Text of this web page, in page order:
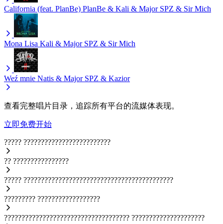
California (feat. PlanBe) PlanBe & Kali & Major SPZ & Sir Mich
Mona Lisa Kali & Major SPZ & Sir Mich
Weź mnie Natis & Major SPZ & Kazior
查看完整唱片目录，追踪所有平台的流媒体表现。
立即免费开始
????? ?????????????????????????
?? ????????????????
????? ???????????????????????????????????????????
????????? ??????????????????
???????????????????????????????????? ?????????????????????